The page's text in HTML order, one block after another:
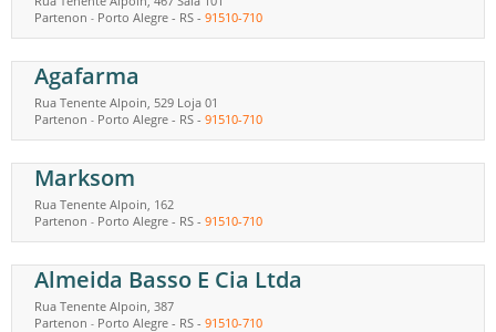
Partenon - Porto Alegre - RS - 91510-710
Agafarma
Rua Tenente Alpoin, 529 Loja 01
Partenon - Porto Alegre - RS - 91510-710
Marksom
Rua Tenente Alpoin, 162
Partenon - Porto Alegre - RS - 91510-710
Almeida Basso E Cia Ltda
Rua Tenente Alpoin, 387
Partenon - Porto Alegre - RS - 91510-710